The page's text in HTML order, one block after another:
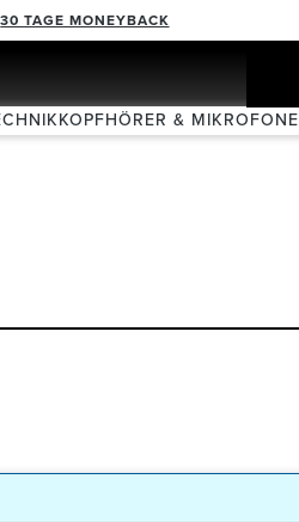
30 TAGE MONEYBACK
KOPFHÖRER & MIKROFONE